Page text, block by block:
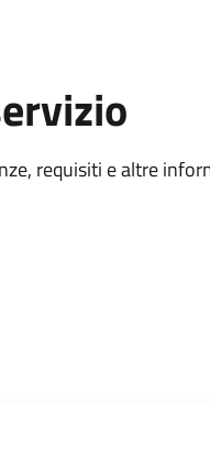
requisiti e altre